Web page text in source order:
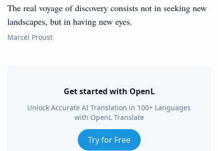
The real voyage of discovery consists not in seeking new
landscapes, but in having new eyes.
Marcel Proust
Get started with OpenL
Unlock Accurate AI Translation in 100+ Languages
with OpenL Translate
Try for Free